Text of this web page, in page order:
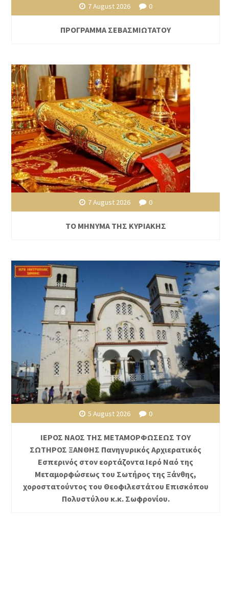
7 August 2026 0
ΠΡΟΓΡΑΜΜΑ ΣΕΒΑΣΜΙΩΤΑΤΟΥ
7 August 2026 0
ΤΟ ΜΗΝΥΜΑ ΤΗΣ ΚΥΡΙΑΚΗΣ
5 August 2026 0
ΙΕΡΟΣ ΝΑΟΣ ΤΗΣ ΜΕΤΑΜΟΡΦΩΣΕΩΣ ΤΟΥ
ΣΩΤΗΡΟΣ ΞΑΝΘΗΣ Πανηγυρικός Αρχιερατικός
Εσπερινός στον εορτάζοντα Ιερό Ναό της
Μεταμορφώσεως του Σωτήρος της Ξάνθης,
χοροστατούντος του Θεοφιλεστάτου Επισκόπου
Πολυστύλου κ.κ. Σωφρονίου.